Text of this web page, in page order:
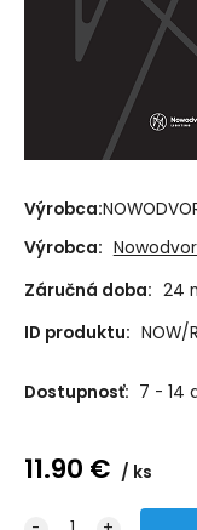
Výrobca:
Výrobca:
Záručná doba: 24
ID produktu: NOW/
Dostupnosť: 7 - 14
11.90 € ks